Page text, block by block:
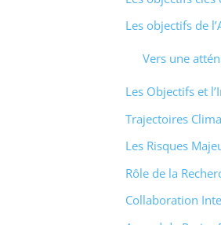
Les objectifs de
Vers une
Les Objectifs et
Trajectoires
Les Risques
Rôle de la
Collaboration